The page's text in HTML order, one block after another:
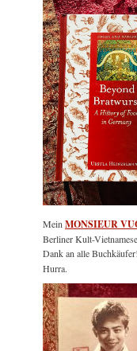
MeinMONSIEUR
Berliner Kult-
Dank an alle
Hurra.